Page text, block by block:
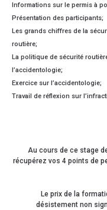
Informations sur le permis à
Présentation des participants;
Les grands chiffres de la
routière;
La politique de sécurité
l’accidentologie;
Exercice sur l’accidentologie;
Travail de réflexion sur
Au cours de ce stage
récupérez vos 4 points de
Le prix de la
désistement non